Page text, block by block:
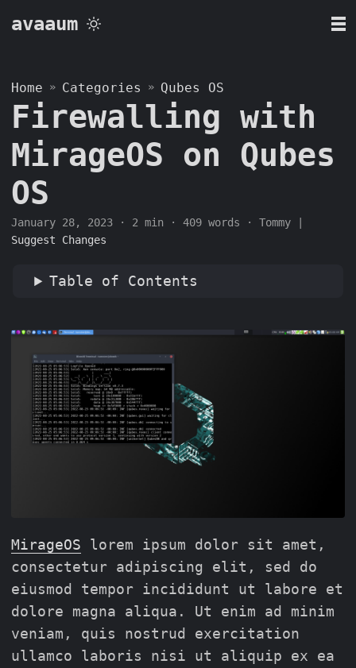
avaaum
Home » Categories » Qubes OS
Firewalling with
MirageOS on Qubes
OS
January 28, 2023 · 2 min · 409 words · Tommy |
Suggest Changes
Table of Contents
MirageOS lorem ipsum dolor sit amet,
consectetur adipiscing elit, sed do
eiusmod tempor incididunt ut labore et
dolore magna aliqua. Ut enim ad minim
veniam, quis nostrud exercitation
ullamco laboris nisi ut aliquip ex ea